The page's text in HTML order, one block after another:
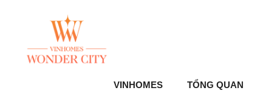
VINHOMES TỔNG QUAN